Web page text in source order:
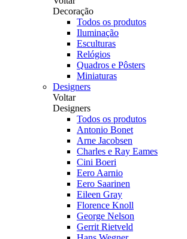
Decoração
Todos os produtos
Iluminação
Esculturas
Relógios
Quadros e Pôsters
Miniaturas
Designers
Voltar
Designers
Todos os produtos
Antonio Bonet
Arne Jacobsen
Charles e Ray Eames
Cini Boeri
Eero Aarnio
Eero Saarinen
Eileen Gray
Florence Knoll
George Nelson
Gerrit Rietveld